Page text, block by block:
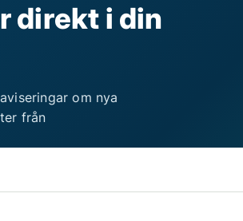
direkt i din
om nya
från